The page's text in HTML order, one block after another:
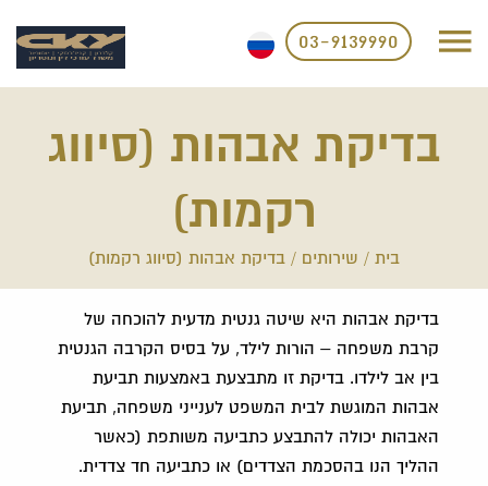
03-9139990
בדיקת אבהות (סיווג
רקמות)
בית / שירותים / בדיקת אבהות (סיווג רקמות)
בדיקת אבהות היא שיטה גנטית מדעית להוכחה של
קרבת משפחה – הורות לילד, על בסיס הקרבה הגנטית
בין אב לילדו. בדיקת זו מתבצעת באמצעות תביעת
אבהות המוגשת לבית המשפט לענייני משפחה, תביעת
האבהות יכולה להתבצע כתביעה משותפת (כאשר
ההליך הנו בהסכמת הצדדים) או כתביעה חד צדדית.